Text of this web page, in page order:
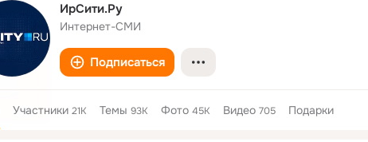
ИрСити.Ру
Интернет-СМИ
Подписаться
Участники 21K Темы 93K Фото 45K Видео 705 Подарки